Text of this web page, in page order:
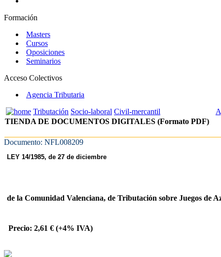
Formación
Masters
Cursos
Oposiciones
Seminarios
Acceso Colectivos
Agencia Tributaria
Tributación Socio-laboral Civil-mercantil
TIENDA DE DOCUMENTOS DIGITALES (Formato PDF)
Documento: NFL008209
LEY 14/1985, de 27 de diciembre
de la Comunidad Valenciana, de Tributación sobre Juegos de
Precio: 2,61 € (+4% IVA)